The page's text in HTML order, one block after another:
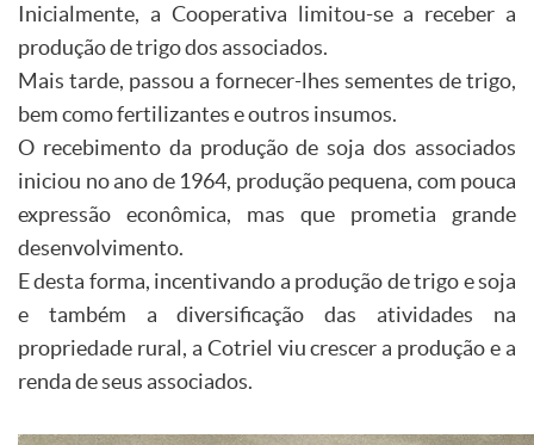
Inicialmente, a Cooperativa limitou-se a receber a
produção de trigo dos associados.
Mais tarde, passou a fornecer-lhes sementes de trigo,
bem como fertilizantes e outros insumos.
O recebimento da produção de soja dos associados
iniciou no ano de 1964, produção pequena, com pouca
expressão econômica, mas que prometia grande
desenvolvimento.
E desta forma, incentivando a produção de trigo e soja
e também a diversificação das atividades na
propriedade rural, a Cotriel viu crescer a produção e a
renda de seus associados.